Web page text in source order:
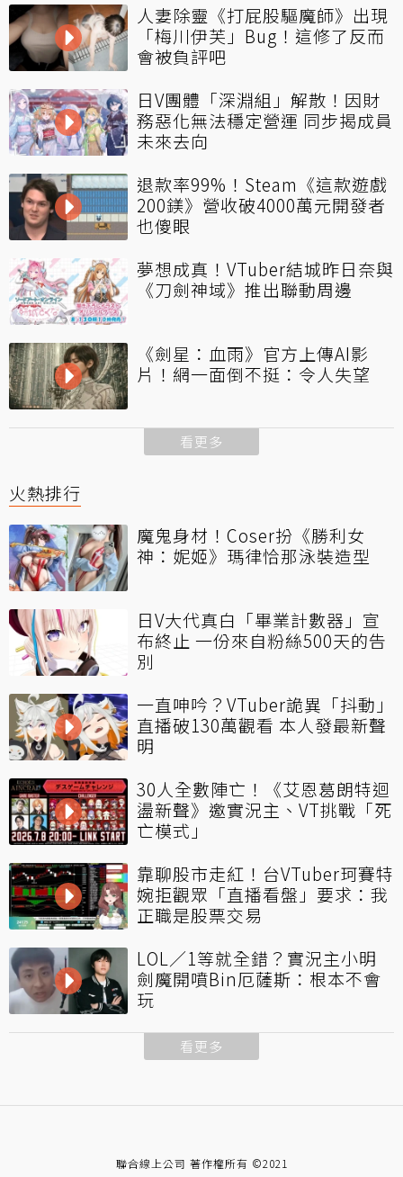
人妻除靈《打屁股驅魔師》出現
「梅川伊芙」Bug！這修了反而
會被負評吧
日V團體「深淵組」解散！因財
務惡化無法穩定營運 同步揭成員
未來去向
退款率99%！Steam《這款遊戲
200鎂》營收破4000萬元開發者
也傻眼
夢想成真！VTuber結城昨日奈與
《刀劍神域》推出聯動周邊
《劍星：血雨》官方上傳AI影
片！網一面倒不挺：令人失望
看更多
火熱排行
魔鬼身材！Coser扮《勝利女
神：妮姬》瑪律恰那泳裝造型
日V大代真白「畢業計數器」宣
布終止 一份來自粉絲500天的告
別
一直呻吟？VTuber詭異「抖動」
直播破130萬觀看 本人發最新聲
明
30人全數陣亡！《艾恩葛朗特迴
盪新聲》邀實況主、VT挑戰「死
亡模式」
靠聊股市走紅！台VTuber珂賽特
婉拒觀眾「直播看盤」要求：我
正職是股票交易
LOL／1等就全錯？實況主小明
劍魔開噴Bin厄薩斯：根本不會
玩
看更多
聯合線上公司 著作權所有 ©2021